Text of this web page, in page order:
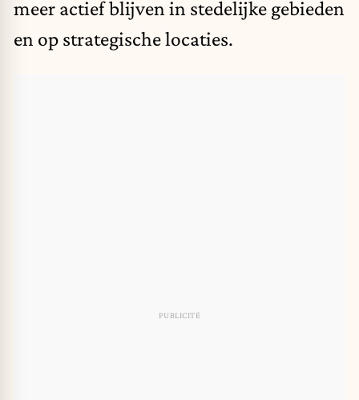
meer actief blijven in stedelijke gebieden
en op strategische locaties.